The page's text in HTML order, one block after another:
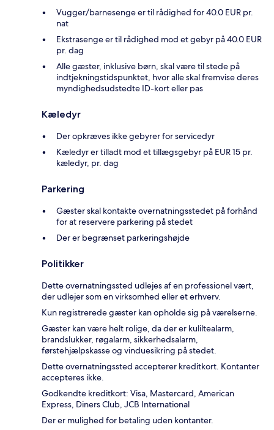
Vugger/barnesenge er til rådighed for 40.0 EUR pr.
nat
Ekstrasenge er til rådighed mod et gebyr på 40.0 EUR
pr. dag
Alle gæster, inklusive børn, skal være til stede på
indtjekningstidspunktet, hvor alle skal fremvise deres
myndighedsudstedte ID-kort eller pas
Kæledyr
Der opkræves ikke gebyrer for servicedyr
Kæledyr er tilladt mod et tillægsgebyr på EUR 15 pr.
kæledyr, pr. dag
Parkering
Gæster skal kontakte overnatningsstedet på forhånd
for at reservere parkering på stedet
Der er begrænset parkeringshøjde
Politikker
Dette overnatningssted udlejes af en professionel vært,
der udlejer som en virksomhed eller et erhverv.
Kun registrerede gæster kan opholde sig på værelserne.
Gæster kan være helt rolige, da der er kuliltealarm,
brandslukker, røgalarm, sikkerhedsalarm,
førstehjælpskasse og vinduesikring på stedet.
Dette overnatningssted accepterer kreditkort. Kontanter
accepteres ikke.
Godkendte kreditkort: Visa, Mastercard, American
Express, Diners Club, JCB International
Der er mulighed for betaling uden kontanter.